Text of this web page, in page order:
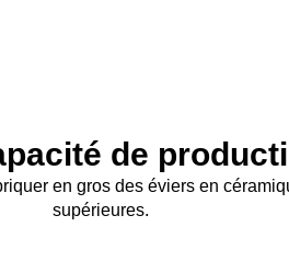
de
en gros des éviers en
supérieures.